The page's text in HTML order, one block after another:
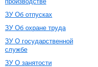
ЗУ Об отпусках
ЗУ Об охране труда
ЗУ О государственной
службе
ЗУ О занятости